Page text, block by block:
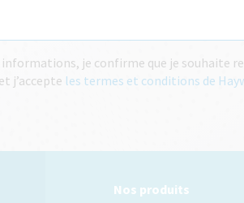
je confirme que je souhaite
j’accepte les termes et conditions de
Nos produits